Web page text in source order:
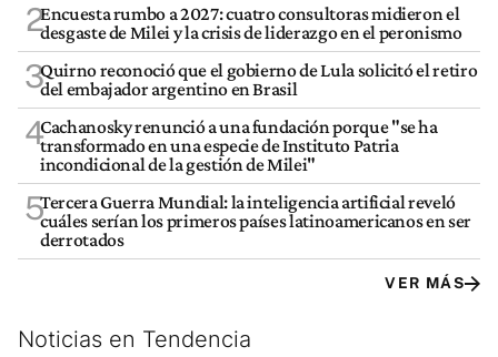
2Encuesta rumbo a 2027: cuatro consultoras midieron el
desgaste de Milei y la crisis de liderazgo en el peronismo
3Quirno reconoció que el gobierno de Lula solicitó el retiro
del embajador argentino en Brasil
4Cachanosky renunció a una fundación porque "se ha
transformado en una especie de Instituto Patria
incondicional de la gestión de Milei"
5Tercera Guerra Mundial: la inteligencia artificial reveló
cuáles serían los primeros países latinoamericanos en ser
derrotados
VER MÁS
Noticias en Tendencia